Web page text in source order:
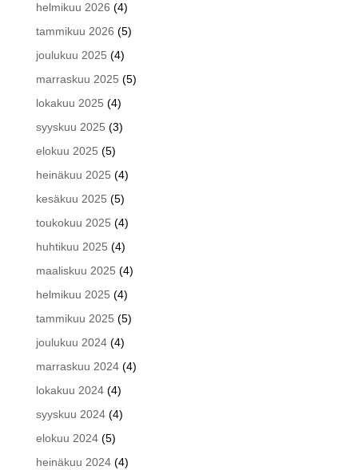
helmikuu 2026 (4)
tammikuu 2026 (5)
joulukuu 2025 (4)
marraskuu 2025 (5)
lokakuu 2025 (4)
syyskuu 2025 (3)
elokuu 2025 (5)
heinäkuu 2025 (4)
kesäkuu 2025 (5)
toukokuu 2025 (4)
huhtikuu 2025 (4)
maaliskuu 2025 (4)
helmikuu 2025 (4)
tammikuu 2025 (5)
joulukuu 2024(4)
marraskuu 2024(4)
lokakuu 2024(4)
syyskuu 2024(4)
elokuu 2024(5)
heinäkuu 2024(4)